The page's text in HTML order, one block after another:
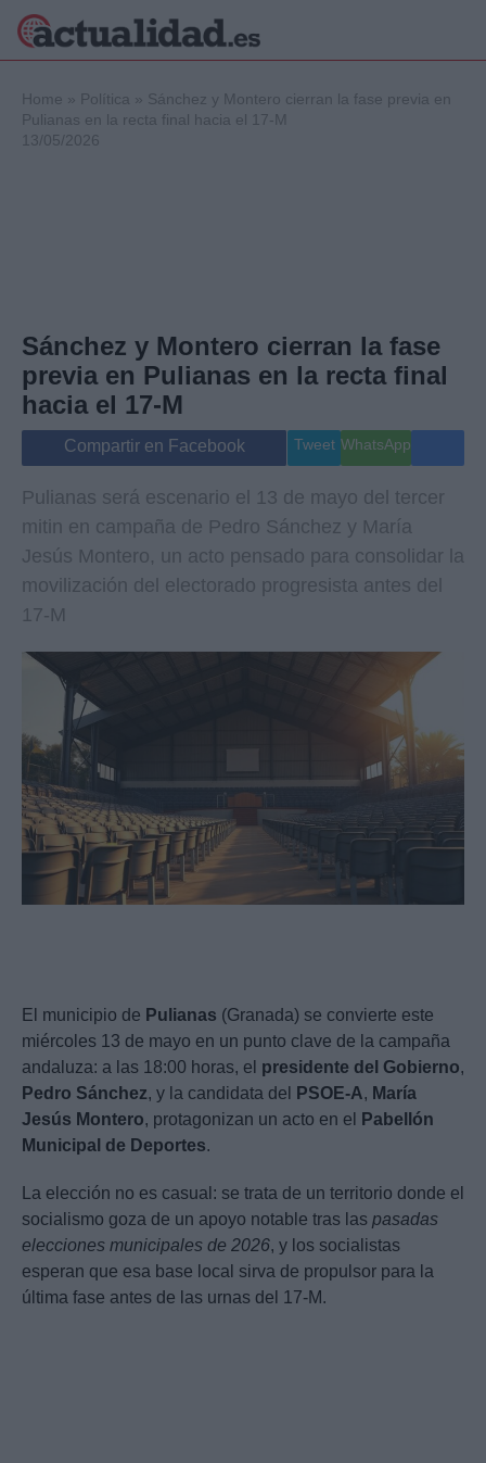
Internacional
Viajes
Gente
Musica
Home » Política » Sánchez y Montero cierran la fase previa en
Pulianas en la recta final hacia el 17-M
13/05/2026
Sánchez y Montero cierran la fase
previa en Pulianas en la recta final
hacia el 17-M
Compartir en Facebook Tweet WhatsApp
Pulianas será escenario el 13 de mayo del tercer
mitin en campaña de Pedro Sánchez y María
Jesús Montero, un acto pensado para consolidar la
movilización del electorado progresista antes del
17-M
El municipio de Pulianas (Granada) se convierte este
miércoles 13 de mayo en un punto clave de la campaña
andaluza: a las 18:00 horas, el presidente del Gobierno,
Pedro Sánchez, y la candidata del PSOE-A, María
Jesús Montero, protagonizan un acto en el
Pabellón
Municipal de Deportes.
La elección no es casual: se trata de un territorio donde el
socialismo goza de un apoyo notable tras las pasadas
elecciones municipales de 2026, y los socialistas
esperan que esa base local sirva de propulsor para la
última fase antes de las urnas del 17-M.